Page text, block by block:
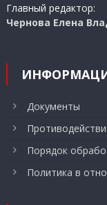
Главный редактор:
Чернова Елена
Документы
Порядок
Политика в